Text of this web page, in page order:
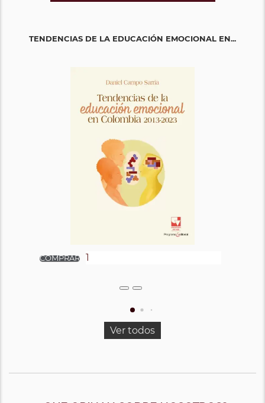
TENDENCIAS DE LA EDUCACIÓN EMOCIONAL EN...
Ver todos